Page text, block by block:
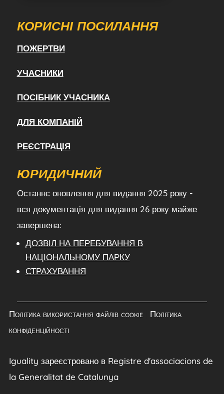
КОРИСНІ ПОСИЛАННЯ
ПОЖЕРТВИ
УЧАСНИКИ
ПОСІБНИК УЧАСНИКА
ДЛЯ КОМПАНІЙ
РЕЄСТРАЦІЯ
ЮРИДИЧНИЙ
Останнє оновлення для видання 2025 року -
вся документація для видання 26 року майже
завершена:
ДОЗВІЛ НА ПЕРЕБУВАННЯ В
НАЦІОНАЛЬНОМУ ПАРКУ
СТРАХУВАННЯ
Політика використання файлів cookie
Політика
конфіденційності
Iguality зареєстровано в Registre d'associacions de
la Generalitat de Catalunya